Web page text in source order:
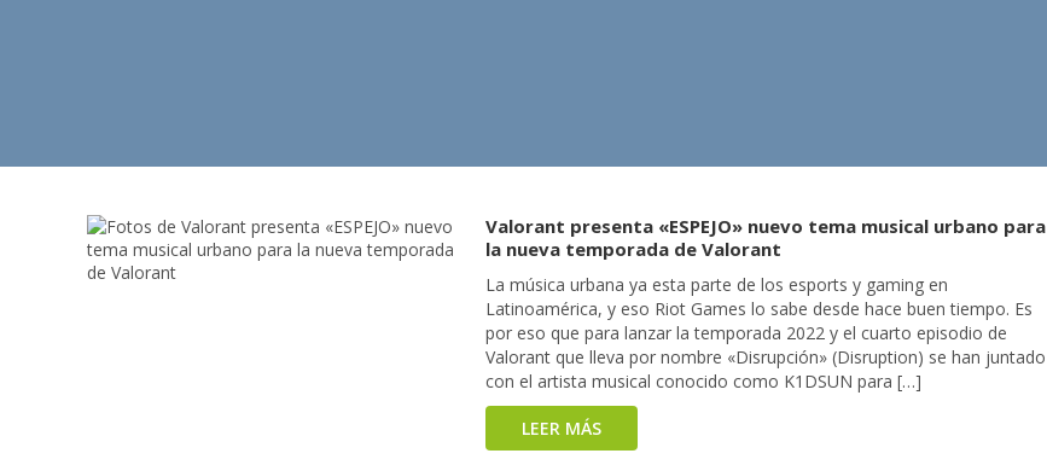
Valorant presenta «ESPEJO» nuevo tema musical urbano para
la nueva temporada de Valorant
La música urbana ya esta parte de los esports y gaming en
Latinoamérica, y eso Riot Games lo sabe desde hace buen tiempo. Es
por eso que para lanzar la temporada 2022 y el cuarto episodio de
Valorant que lleva por nombre «Disrupción» (Disruption) se han juntado
con el artista musical conocido como K1DSUN para […]
LEER MÁS